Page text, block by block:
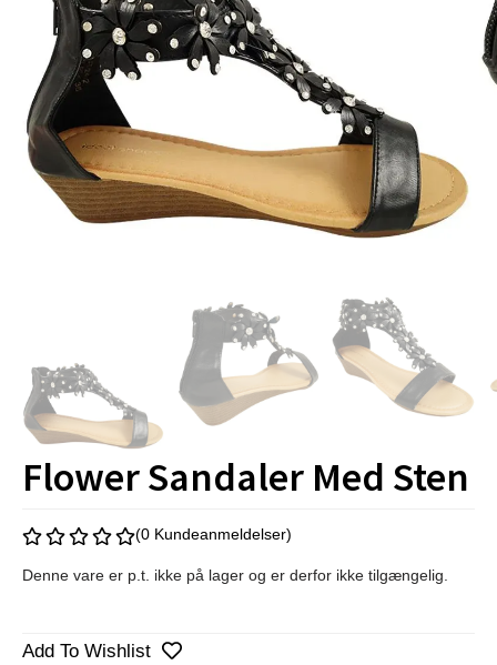
Flower Sandaler Med Sten
(0 Kundeanmeldelser)
Denne vare er p.t. ikke på lager og er derfor ikke tilgængelig.
Add To Wishlist